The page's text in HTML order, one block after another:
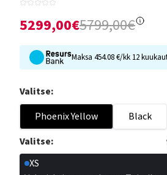
5299,00€5799,00€
Maksa 454.08 €/kk 12
Valitse:
Phoenix Yellow
Black
Valitse:
XS